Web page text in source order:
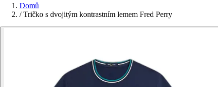
Domů
/ Tričko s dvojitým kontrastním lemem Fred Perry